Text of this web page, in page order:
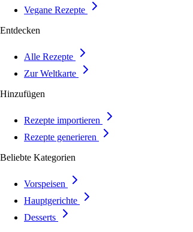
Vegane Rezepte
Entdecken
Alle Rezepte
Zur Weltkarte
Hinzufügen
Rezepte importieren
Rezepte generieren
Beliebte Kategorien
Vorspeisen
Hauptgerichte
Desserts